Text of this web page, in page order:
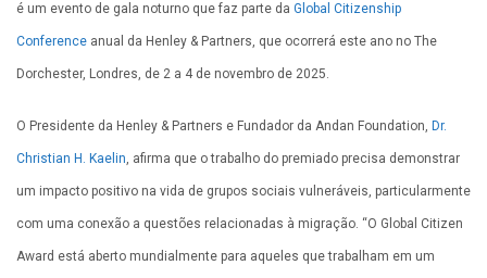
é um evento de gala noturno que faz parte da Global Citizenship
Conference anual da Henley & Partners, que ocorrerá este ano no The
Dorchester, Londres, de 2 a 4 de novembro de 2025.
O Presidente da Henley & Partners e Fundador da Andan Foundation, Dr.
Christian H. Kaelin, afirma que o trabalho do premiado precisa demonstrar
um impacto positivo na vida de grupos sociais vulneráveis, particularmente
com uma conexão a questões relacionadas à migração. “O Global Citizen
Award está aberto mundialmente para aqueles que trabalham em um